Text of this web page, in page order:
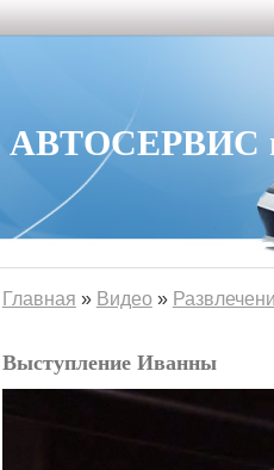
АВТОСЕРВИС в
Главная » Видео »
Выступление Иванны